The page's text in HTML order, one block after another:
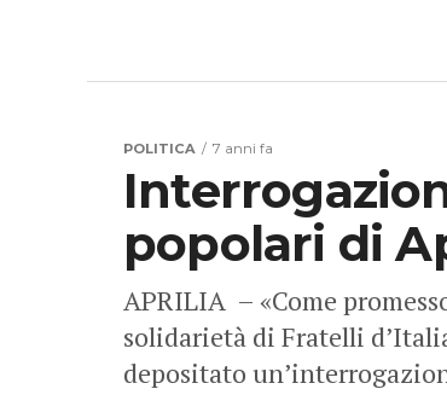
POLITICA 7 anni fa
popolari di
APRILIA – «Come
solidarietà di Fratelli
depositato